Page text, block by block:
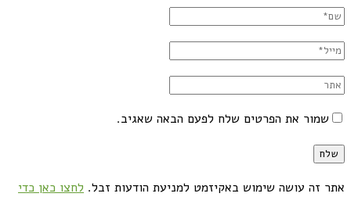
שמור את הפרטים שלח לפעם הבאה שאגיב.
אתר זה עושה שימוש באקיזמט למניעת הודעות זבל. לחצו כאן כדי